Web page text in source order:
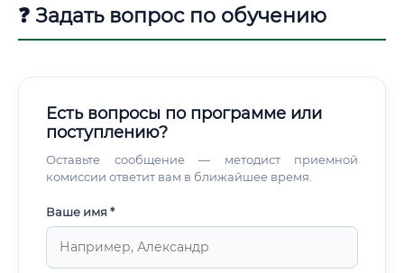
❓ Задать вопрос по обучению
Есть вопросы по программе или
поступлению?
Оставьте сообщение — методист приемной
комиссии ответит вам в ближайшее время.
Ваше имя *